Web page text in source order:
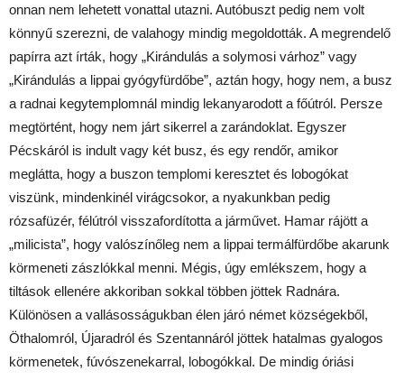
onnan nem lehetett vonattal utazni. Autóbuszt pedig nem volt
könnyű szerezni, de valahogy mindig megoldották. A megrendelő
papírra azt írták, hogy „Kirándulás a solymosi várhoz” vagy
„Kirándulás a lippai gyógyfürdőbe”, aztán hogy, hogy nem, a busz
a radnai kegytemplomnál mindig lekanyarodott a főútról. Persze
megtörtént, hogy nem járt sikerrel a zarándoklat. Egyszer
Pécskáról is indult vagy két busz, és egy rendőr, amikor
meglátta, hogy a buszon templomi keresztet és lobogókat
viszünk, mindenkinél virágcsokor, a nyakunkban pedig
rózsafüzér, félútról visszafordította a járművet. Hamar rájött a
„milicista”, hogy valószínőleg nem a lippai termálfürdőbe akarunk
körmeneti zászlókkal menni. Mégis, úgy emlékszem, hogy a
tiltások ellenére akkoriban sokkal többen jöttek Radnára.
Különösen a vallásosságukban élen járó német községekből,
Öthalomról, Újaradról és Szentannáról jöttek hatalmas gyalogos
körmenetek, fúvószenekarral, lobogókkal. De mindig óriási